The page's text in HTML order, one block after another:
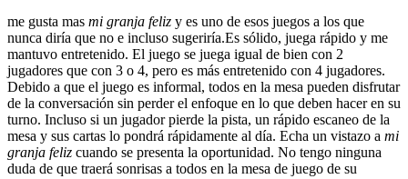
me gusta mas mi granja feliz y es uno de esos juegos a los que
nunca diría que no e incluso sugeriría.Es sólido, juega rápido y me
mantuvo entretenido. El juego se juega igual de bien con 2
jugadores que con 3 o 4, pero es más entretenido con 4 jugadores.
Debido a que el juego es informal, todos en la mesa pueden disfrutar
de la conversación sin perder el enfoque en lo que deben hacer en su
turno. Incluso si un jugador pierde la pista, un rápido escaneo de la
mesa y sus cartas lo pondrá rápidamente al día. Echa un vistazo a mi
granja feliz cuando se presenta la oportunidad. No tengo ninguna
duda de que traerá sonrisas a todos en la mesa de juego de su